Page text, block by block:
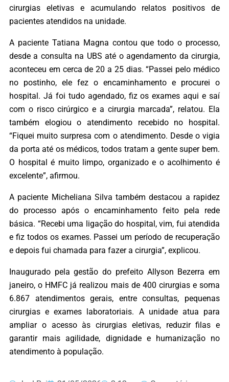
cirurgias eletivas e acumulando relatos positivos de
pacientes atendidos na unidade.
A paciente Tatiana Magna contou que todo o processo,
desde a consulta na UBS até o agendamento da cirurgia,
aconteceu em cerca de 20 a 25 dias. “Passei pelo médico
no postinho, ele fez o encaminhamento e procurei o
hospital. Já foi tudo agendado, fiz os exames aqui e saí
com o risco cirúrgico e a cirurgia marcada”, relatou. Ela
também elogiou o atendimento recebido no hospital.
“Fiquei muito surpresa com o atendimento. Desde o vigia
da porta até os médicos, todos tratam a gente super bem.
O hospital é muito limpo, organizado e o acolhimento é
excelente”, afirmou.
A paciente Micheliana Silva também destacou a rapidez
do processo após o encaminhamento feito pela rede
básica. “Recebi uma ligação do hospital, vim, fui atendida
e fiz todos os exames. Passei um período de recuperação
e depois fui chamada para fazer a cirurgia”, explicou.
Inaugurado pela gestão do prefeito Allyson Bezerra em
janeiro, o HMFC já realizou mais de 400 cirurgias e soma
6.867 atendimentos gerais, entre consultas, pequenas
cirurgias e exames laboratoriais. A unidade atua para
ampliar o acesso às cirurgias eletivas, reduzir filas e
garantir mais agilidade, dignidade e humanização no
atendimento à população.